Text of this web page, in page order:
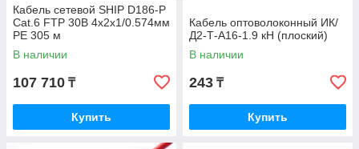
Кабель сетевой SHIP D186-P
Cat.6 FTP 30В 4x2x1/0.574мм
PE 305 м
В наличии
107 710 ₸
Купить
Кабель оптоволоконный ИК/
Д2-Т-А16-1.9 кН (плоский)
В наличии
243 ₸
Купить